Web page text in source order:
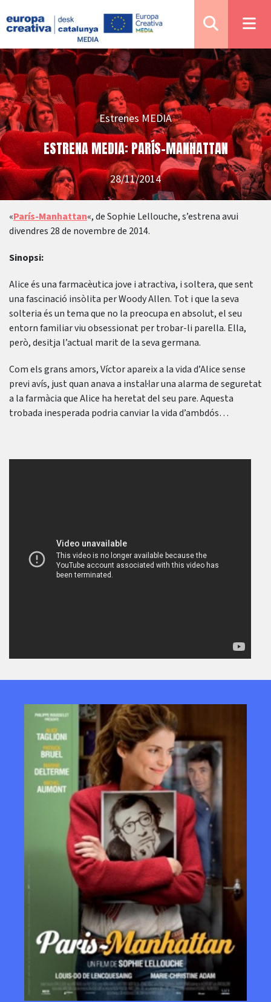
Estrenes MEDIA
ESTRENA MEDIA: PARÍS-MANHATTAN
28/11/2014
«París-Manhattan«, de Sophie Lellouche, s’estrena avui
divendres 28 de novembre de 2014.
Sinopsi:
Alice és una farmacèutica jove i atractiva, i soltera, que sent
una fascinació insòlita per Woody Allen. Tot i que la seva
solteria és un tema que no la preocupa en absolut, el seu
entorn familiar viu obsessionat per trobar-li parella. Ella,
però, desitja l’actual marit de la seva germana.
Com els grans amors, Víctor apareix a la vida d’Alice sense
previ avís, just quan anava a instal·lar una alarma de seguretat
a la farmàcia que Alice ha heretat del seu pare. Aquesta
trobada inesperada podria canviar la vida d’ambdós…